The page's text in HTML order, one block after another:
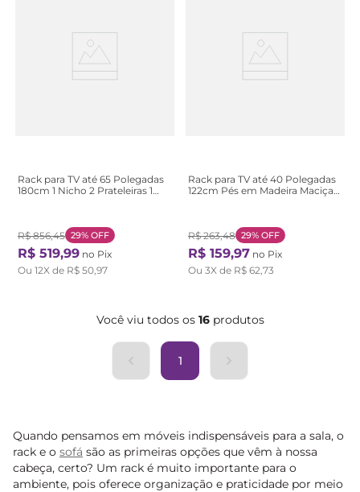
Rack para TV até 65 Polegadas
180cm 1 Nicho 2 Prateleiras 1
R$ 856,45 29% OFF
R$ 519,99 no Pix
Ou 12X de R$ 50,97
Rack para TV até 40 Polegadas
122cm Pés em Madeira Maciça
R$ 263,48 29% OFF
R$ 159,97 no Pix
Ou 3X de R$ 62,73
Você viu todos os 16produtos
1
Quando pensamos em móveis indispensáveis para a sala, o
rack e o sofá são as primeiras opções que vêm à nossa
cabeça, certo? Um rack é muito importante para o
ambiente, pois oferece organização e praticidade por meio